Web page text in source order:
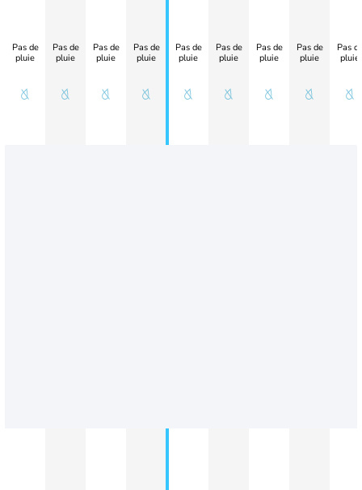
Pas de
pluie
Pas de
pluie
Pas de
pluie
Pas de
pluie
Pas de
pluie
Pas de
pluie
Pas de
pluie
Pas de
pluie
Pas
pluie